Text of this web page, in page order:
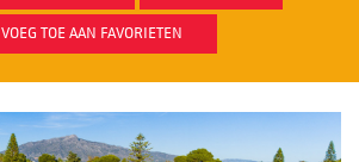
VOEG TOE AAN FAVORIETEN